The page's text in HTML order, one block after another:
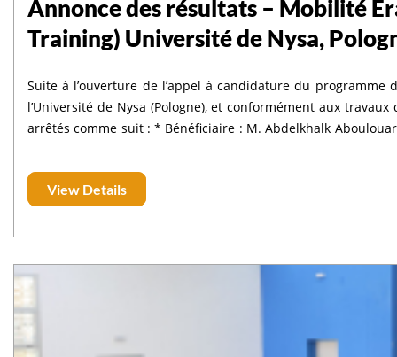
Annonce des résultats – Mobilité
Training) Université de Nysa,
Suite à l’ouverture de l’appel à candidature du programme
l’Université de Nysa (Pologne), et conformément aux
arrêtés comme suit : * Bénéficiaire : M. Abdelkhalk Aboulouard * Liste d’attente : 1. M. Lhoussain El Hajjami 2.
View Details